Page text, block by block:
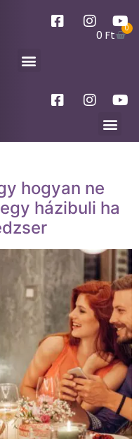
0 Ft 0
hogyan ne
házibuli ha